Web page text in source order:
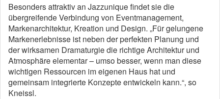
Besonders attraktiv an Jazzunique findet sie die
übergreifende Verbindung von Eventmanagement,
Markenarchitektur, Kreation und Design. „Für gelungene
Markenerlebnisse ist neben der perfekten Planung und
der wirksamen Dramaturgie die richtige Architektur und
Atmosphäre elementar – umso besser, wenn man diese
wichtigen Ressourcen im eigenen Haus hat und
gemeinsam integrierte Konzepte entwickeln kann.“, so
Kneissl.